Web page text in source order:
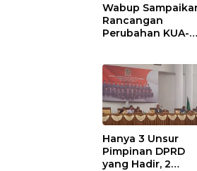
Wabup
Rancangan
Perubahan KUA-
Hanya 3 Unsur
Pimpinan DPRD
yang Hadir, 2